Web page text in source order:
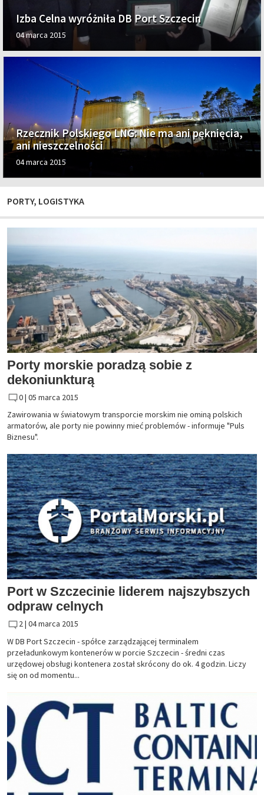
Izba Celna wyróżniła DB Port Szczecin
04 marca 2015
Rzecznik Polskiego LNG: Nie ma ani pęknięcia,
ani nieszczelności
04 marca 2015
PORTY, LOGISTYKA
Porty morskie poradzą sobie z
dekoniunkturą
0 | 05 marca 2015
Zawirowania w światowym transporcie morskim nie ominą polskich
armatorów, ale porty nie powinny mieć problemów - informuje "Puls
Biznesu".
Port w Szczecinie liderem najszybszych
odpraw celnych
2 | 04 marca 2015
W DB Port Szczecin - spółce zarządzającej terminalem
przeładunkowym kontenerów w porcie Szczecin - średni czas
urzędowej obsługi kontenera został skrócony do ok. 4 godzin. Liczy
się on od momentu...